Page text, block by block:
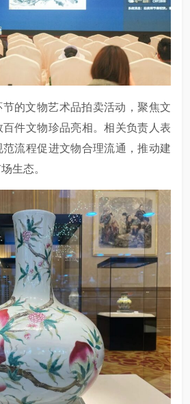
的文物艺术品拍卖活动，聚焦文
件文物珍品亮相。相关负责人表
流程促进文物合理流通，推动建
生态。